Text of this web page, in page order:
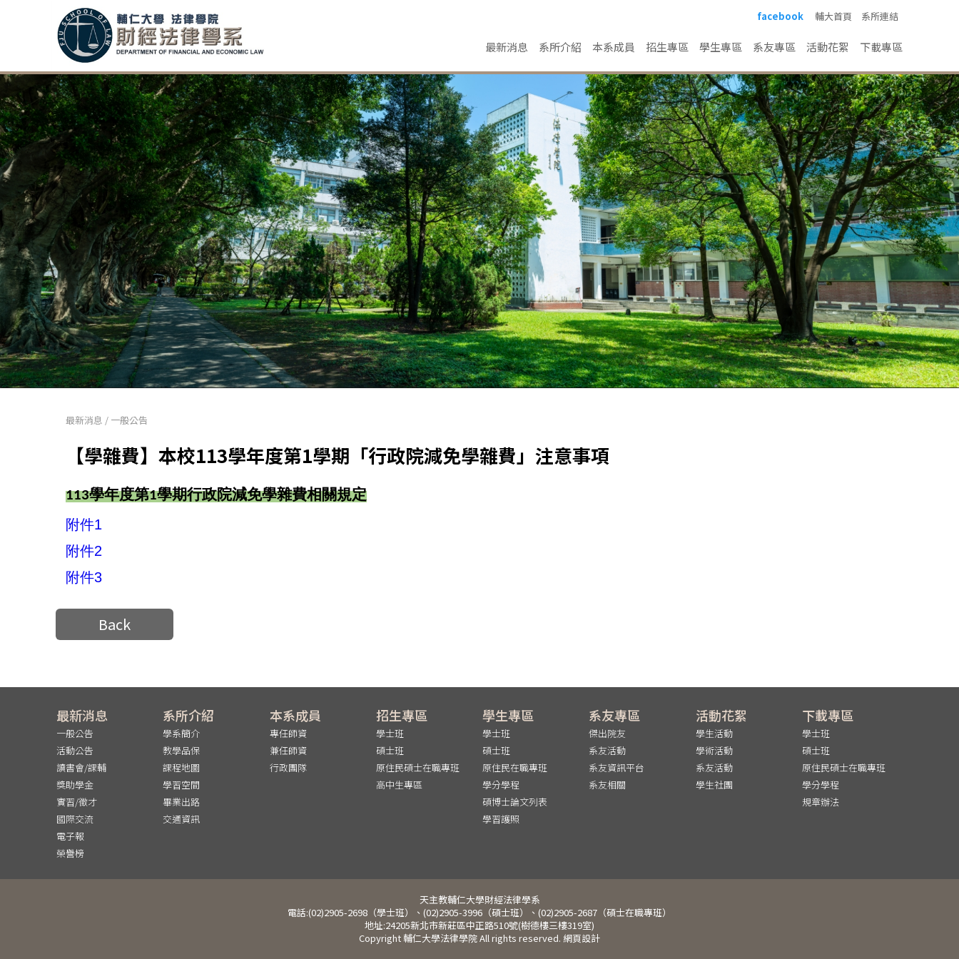
facebook 輔大首頁 系所連結
最新消息 系所介紹 本系成員 招生專區 學生專區 系友專區 活動花絮 下載專區
最新消息 / 一般公告
【學雜費】本校113學年度第1學期「行政院減免學雜費」注意事項
113學年度第1學期行政院減免學雜費相關規定
附件1
附件2
附件3
Back
最新消息
一般公告
活動公告
讀書會/課輔
獎助學金
實習/徵才
國際交流
電子報
榮譽榜
系所介紹
學系簡介
教學品保
課程地圖
學習空間
畢業出路
交通資訊
本系成員
專任師資
兼任師資
行政團隊
招生專區
學士班
碩士班
原住民碩士在職專班
高中生專區
學生專區
學士班
碩士班
原住民在職專班
學分學程
碩博士論文列表
學習護照
系友專區
傑出院友
系友活動
系友資訊平台
系友相關
活動花絮
學生活動
學術活動
系友活動
學生社團
下載專區
學士班
碩士班
原住民碩士在職專班
學分學程
規章辦法
天主教輔仁大學財經法律學系
電話:(02)2905-2698（學士班）、(02)2905-3996（碩士班）、(02)2905-2687（碩士在職專班）
地址:24205新北市新莊區中正路510號(樹德樓三樓319室)
Copyright 輔仁大學法律學院 All rights reserved. 網頁設計